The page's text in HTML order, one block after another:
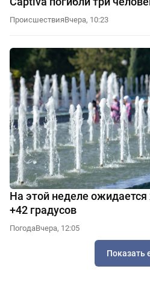
ПроисшествияВчера, 10:23
На этой неделе
+42 градусов
ПогодаВчера, 12:05
Показать